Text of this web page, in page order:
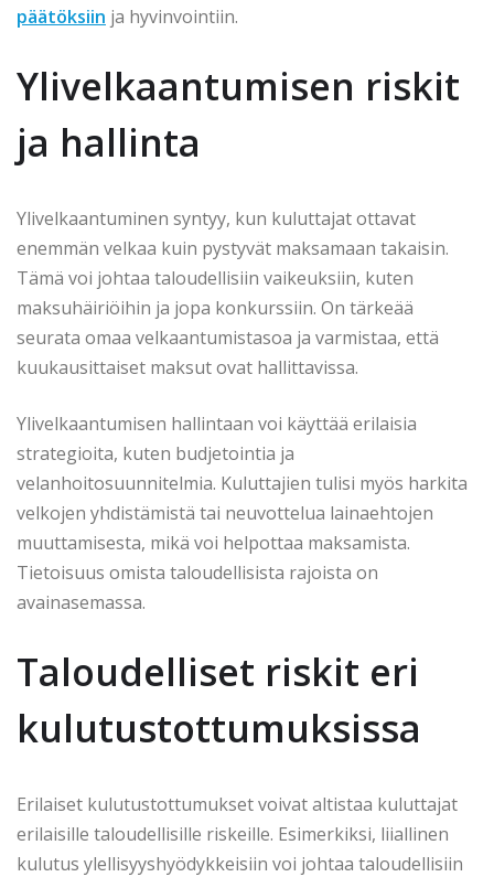
päätöksiin ja hyvinvointiin.
Ylivelkaantumisen riskit
ja hallinta
Ylivelkaantuminen syntyy, kun kuluttajat ottavat
enemmän velkaa kuin pystyvät maksamaan takaisin.
Tämä voi johtaa taloudellisiin vaikeuksiin, kuten
maksuhäiriöihin ja jopa konkurssiin. On tärkeää
seurata omaa velkaantumistasoa ja varmistaa, että
kuukausittaiset maksut ovat hallittavissa.
Ylivelkaantumisen hallintaan voi käyttää erilaisia
strategioita, kuten budjetointia ja
velanhoitosuunnitelmia. Kuluttajien tulisi myös harkita
velkojen yhdistämistä tai neuvottelua lainaehtojen
muuttamisesta, mikä voi helpottaa maksamista.
Tietoisuus omista taloudellisista rajoista on
avainasemassa.
Taloudelliset riskit eri
kulutustottumuksissa
Erilaiset kulutustottumukset voivat altistaa kuluttajat
erilaisille taloudellisille riskeille. Esimerkiksi, liiallinen
kulutus ylellisyyshyödykkeisiin voi johtaa taloudellisiin